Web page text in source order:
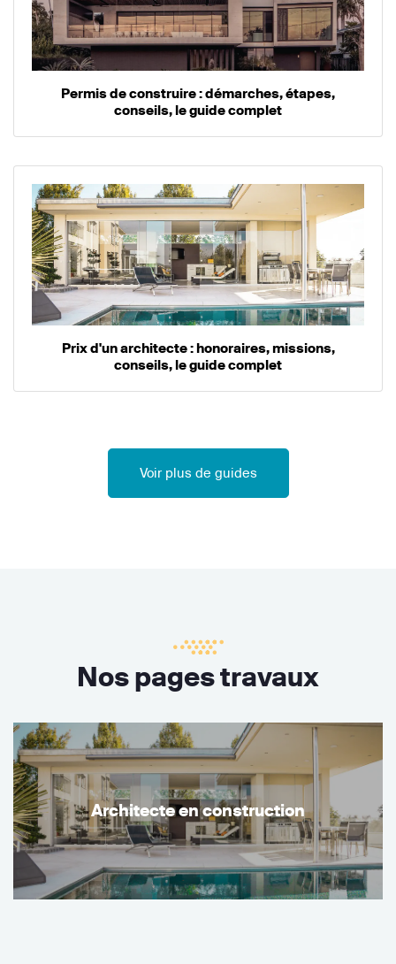
Permis de construire : démarches, étapes,
conseils, le guide complet
Prix d'un architecte : honoraires, missions,
conseils, le guide complet
Voir plus de guides
Nos pages travaux
Architecte en construction